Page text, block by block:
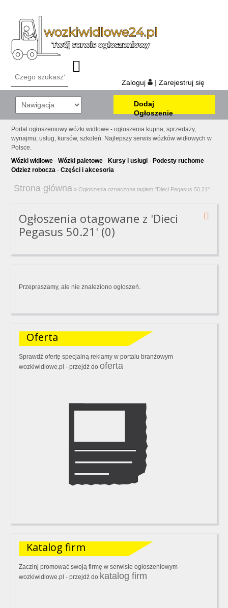
Zaloguj | Zarejestruj się
Dodaj
Ogłoszenie
Portal ogłoszeniowy wózki widłowe - ogłoszenia kupna, sprzedaży,
wynajmu, usług, kursów, szkoleń. Najlepszy serwis wózków widłowych w
Polsce.
Wózki widłowe -Wózki paletowe - Kursy i usługi - Podesty ruchome -
Odzież robocza -Części i akcesoria
Strona główna » Ogłoszenia oznaczone tagiem "Dieci Pegasus 50.21"
Ogłoszenia otagowane z 'Dieci
Pegasus 50.21' (0)
Przepraszamy, ale nie znaleziono ogłoszeń.
Oferta
Sprawdź ofertę specjalną reklamy w portalu branżowym
wozkiwidlowe.pl - przejdź dooferta
Katalog firm
Zaczinj promować swoją firmę w serwisie ogłoszeniowym
wozkiwidlowe.pl - przejdź do katalog firm